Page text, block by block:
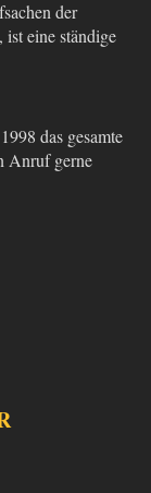
der
eine ständige
das gesamte
Anruf gerne